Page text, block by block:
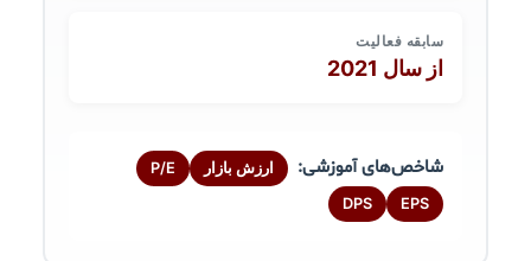
سابقه فعالیت
از سال 2021
شاخص‌های آموزشی: ارزش بازار P/E
EPS
DPS